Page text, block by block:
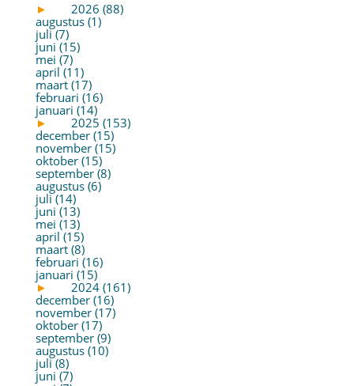
►
2026 (88)
augustus (1)
juli (7)
juni (15)
mei (7)
april (11)
maart (17)
februari (16)
januari (14)
►
2025 (153)
december (15)
november (15)
oktober (15)
september (8)
augustus (6)
juli (14)
juni (13)
mei (13)
april (15)
maart (8)
februari (16)
januari (15)
►
2024 (161)
december (16)
november (17)
oktober (17)
september (9)
augustus (10)
juli (8)
juni (7)